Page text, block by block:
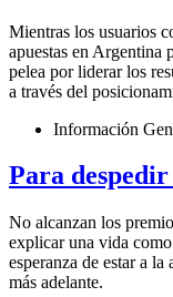
Mientras los usuarios
apuestas en Argentina
pelea por liderar los
a través del
Información
Para
No alcanzan los
explicar una vida
esperanza de estar a
más adelante.